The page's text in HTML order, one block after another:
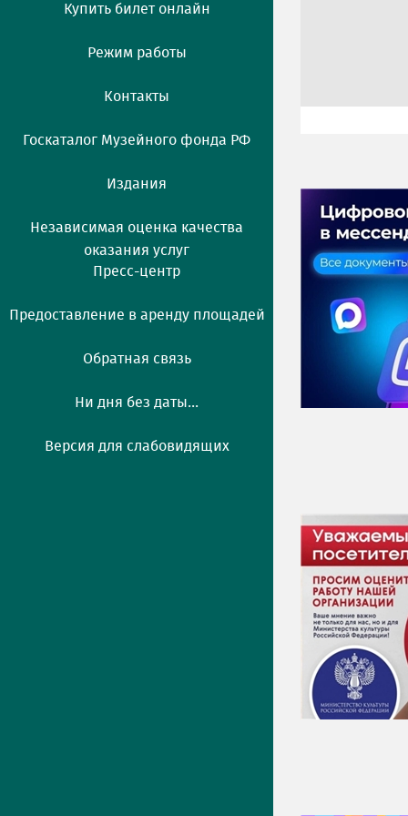
Купить билет онлайн
Режим работы
Контакты
Госкаталог Музейного фонда РФ
Издания
Независимая оценка качества
оказания услуг
Пресс-центр
Предоставление в аренду площадей
Обратная связь
Ни дня без даты...
Версия для слабовидящих